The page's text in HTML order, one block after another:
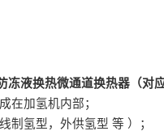
冻液换热微通道换热器（对
在加氢机内部；
制氢型，外供氢型 等 ）；